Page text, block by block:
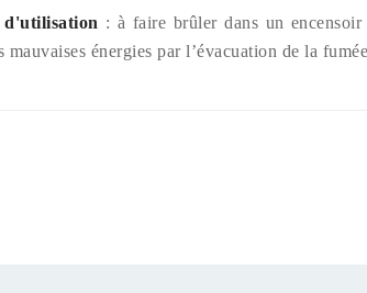
d'utilisation : à faire brûler dans un
mauvaises énergies par l’évacuation de la